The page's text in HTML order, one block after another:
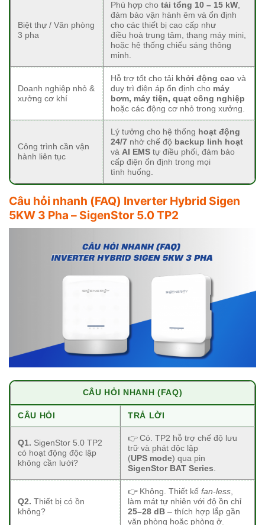
Biệt thự / Văn phòng
3 pha
Phù hợp cho tải tổng 10 – 15 kW,
đảm bảo vận hành êm và ổn định
cho các thiết bị cao cấp như
điều hoà trung tâm, thang máy mini,
hoặc hệ thống chiếu sáng thông
minh.
Doanh nghiệp nhỏ &
xưởng cơ khí
Hỗ trợ tốt cho tải khởi động cao và
duy trì điện áp ổn định cho máy
bơm, máy tiện, quạt công nghiệp
hoặc các động cơ nhỏ trong xưởng.
Công trình cần vận
hành liên tục
Lý tưởng cho hệ thống hoạt động
24/7 nhờ chế độ backup linh hoạt
và AI EMS tự điều phối, đảm bảo
cấp điện ổn định trong mọi
tình huống.
Câu hỏi nhanh (FAQ) Inverter Hybrid Sigen
5KW 3 Pha – SigenStor 5.0 TP2
CÂU HỎI NHANH (FAQ)
CÂU HỎI TRẢ LỜI
Q1. SigenStor 5.0 TP2
có hoạt động độc lập
không cần lưới?
👉 Có. TP2 hỗ trợ chế độ lưu
trữ và phát độc lập
(UPS mode) qua pin
SigenStor BAT Series
Q2. Thiết bị có ồn
không?
👉 Không. Thiết kế fan-less
làm mát tự nhiên với độ ồn chỉ
25–28 dB – thích hợp lắp gần
văn phòng hoặc phòng ở.